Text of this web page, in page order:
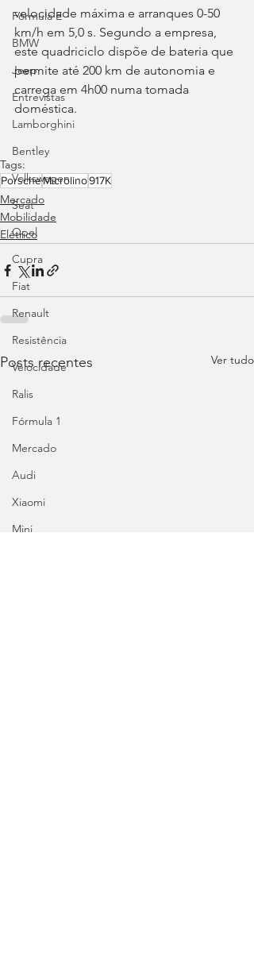
Fórmula E
BMW
Jeep
Entrevistas
Lamborghini
Bentley
Volkswagen
Seat
Opel
Cupra
Fiat
Renault
Resistência
Velocidade
Ralis
Fórmula 1
Mercado
Audi
Xiaomi
Mini
velocidade máxima e arranques 0-50
km/h em 5,0 s. Segundo a empresa,
este quadriciclo dispõe de bateria que
permite até 200 km de autonomia e
carrega em 4h00 numa tomada
doméstica.
Tags:
PorscheMicrolino917K
Mercado
Mobilidade
Elétrico
Posts recentes Ver tudo